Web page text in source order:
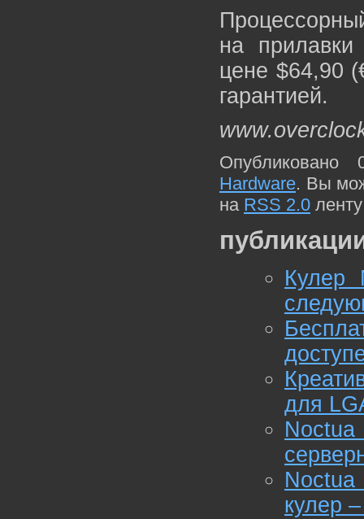
на
цене $64,90
гарантией.
Hardware. Вы
на RSS 2.0
Кулер
для
кулер